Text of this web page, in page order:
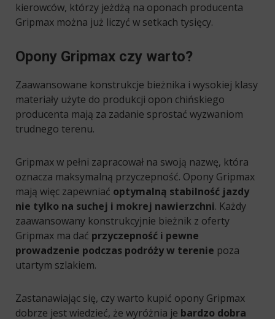
kierowców, którzy jeżdżą na oponach producenta
Gripmax można już liczyć w setkach tysięcy.
Opony Gripmax czy warto?
Zaawansowane konstrukcje bieżnika i wysokiej klasy
materiały użyte do produkcji opon chińskiego
producenta mają za zadanie sprostać wyzwaniom
trudnego terenu.
Gripmax w pełni zapracował na swoją nazwę, która
oznacza maksymalną przyczepność. Opony Gripmax
mają więc zapewniać optymalną stabilność jazdy
nie tylko na suchej i mokrej nawierzchni. Każdy
zaawansowany konstrukcyjnie bieżnik z oferty
Gripmax ma dać przyczepność i pewne
prowadzenie podczas podróży w terenie poza
utartym szlakiem.
Zastanawiając się, czy warto kupić opony Gripmax
dobrze jest wiedzieć, że wyróżnia je bardzo dobra